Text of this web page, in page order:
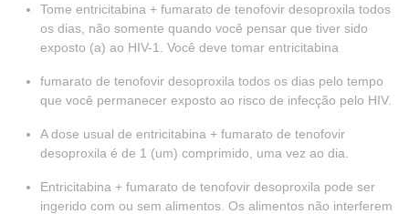
Tome entricitabina + fumarato de tenofovir desoproxila todos
os dias, não somente quando você pensar que tiver sido
exposto (a) ao HIV-1. Você deve tomar entricitabina
fumarato de tenofovir desoproxila todos os dias pelo tempo
que você permanecer exposto ao risco de infecção pelo HIV.
A dose usual de entricitabina + fumarato de tenofovir
desoproxila é de 1 (um) comprimido, uma vez ao dia.
Entricitabina + fumarato de tenofovir desoproxila pode ser
ingerido com ou sem alimentos. Os alimentos não interferem